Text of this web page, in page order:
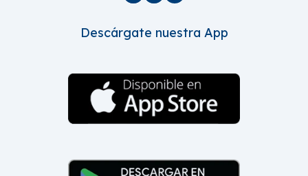
Descárgate nuestra App